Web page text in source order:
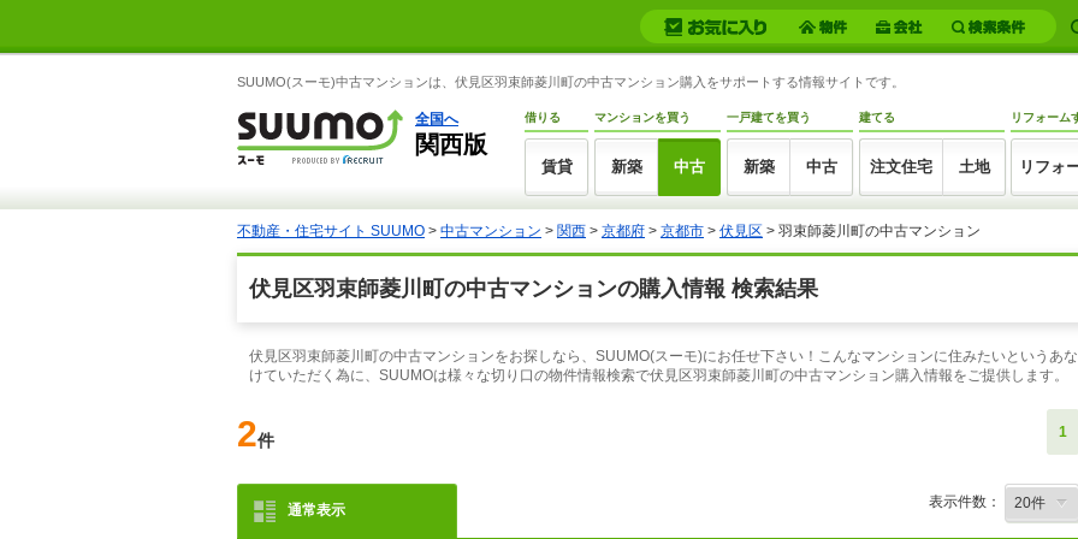
SUUMO(スーモ)中古マンションは、伏見区羽束師菱川町の中古マンション購入をサポートする情報サイトです。
全国へ
関西版
借りる
賃貸
マンションを買う
新築 中古
一戸建てを買う
新築 中古
建てる
注文住宅 土地
リフォーム
リフォ
不動産・住宅サイト SUUMO > 中古マンション > 関西 > 京都府 > 京都市 > 伏見区 > 羽束師菱川町の中古マンション
伏見区羽束師菱川町の中古マンションの購入情報 検索結果
伏見区羽束師菱川町の中古マンションをお探しなら、SUUMO(スーモ)にお任せ下さい！こんなマンションに住みたいというあ
けていただく為に、SUUMOは様々な切り口の物件情報検索で伏見区羽束師菱川町の中古マンション購入情報をご提供します。
2件 1
通常表示 表示件数：